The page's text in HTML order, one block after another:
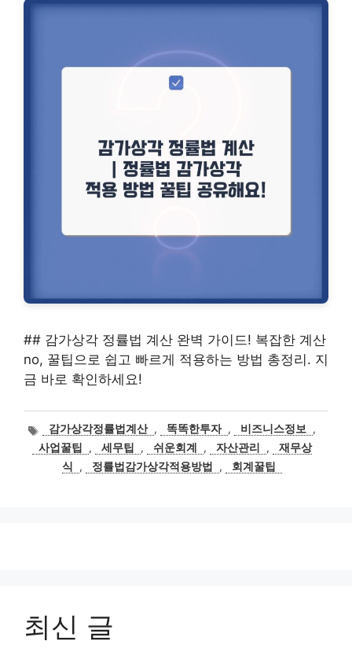
## 감가상각 정률법 계산 완벽 가이드! 복잡한 계산
no, 꿀팁으로 쉽고 빠르게 적용하는 방법 총정리. 지
금 바로 확인하세요!
태
그
감가상각정률법계산 , 똑똑한투자 , 비즈니스정보
,
사업꿀팁
, 세무팁 , 쉬운회계 , 자산관리 ,
재무상
식
, 정률법감가상각적용방법 , 회계꿀팁
최신 글